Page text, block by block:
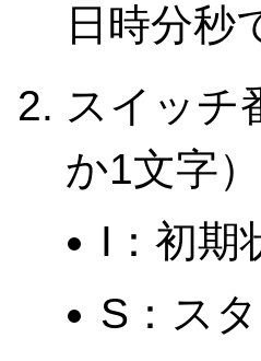
日時分秒
スイッチ
か1文字）
I：初期
S：ス